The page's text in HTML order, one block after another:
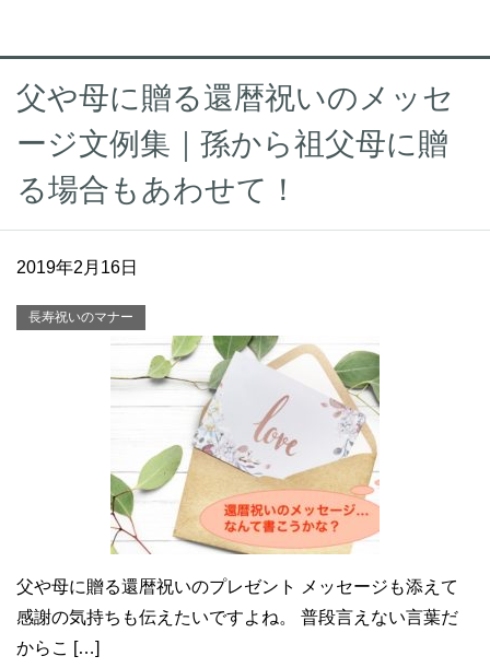
父や母に贈る還暦祝いのメッセ
ージ文例集｜孫から祖父母に贈
る場合もあわせて！
2019年2月16日
長寿祝いのマナー
父や母に贈る還暦祝いのプレゼント メッセージも添えて
感謝の気持ちも伝えたいですよね。 普段言えない言葉だ
からこ […]